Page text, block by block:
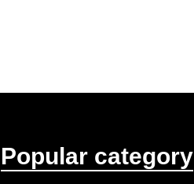
Popular category